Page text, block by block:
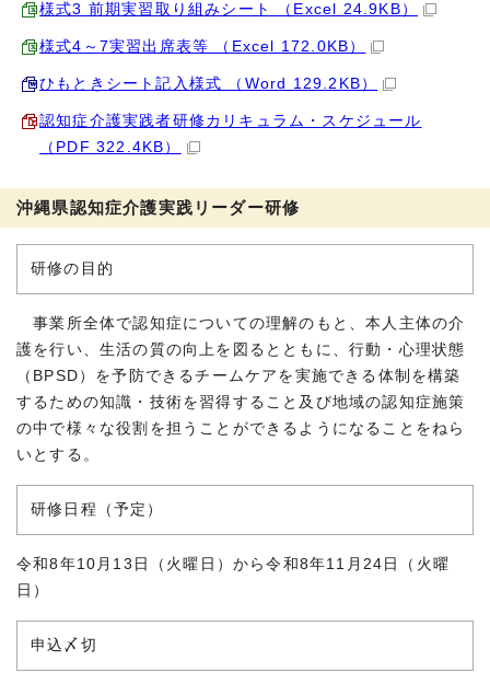
様式3 前期実習取り組みシート （Excel 24.9KB）
様式4～7実習出席表等 （Excel 172.0KB）
ひもときシート記入様式 （Word 129.2KB）
認知症介護実践者研修カリキュラム・スケジュール
（PDF 322.4KB）
沖縄県認知症介護実践リーダー研修
研修の目的
事業所全体で認知症についての理解のもと、本人主体の介
護を行い、生活の質の向上を図るとともに、行動・心理状態
（BPSD）を予防できるチームケアを実施できる体制を構築
するための知識・技術を習得すること及び地域の認知症施策
の中で様々な役割を担うことができるようになることをねら
いとする。
研修日程（予定）
令和8年10月13日（火曜日）から令和8年11月24日（火曜
日）
申込〆切